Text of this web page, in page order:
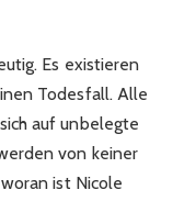
Es existieren
Todesfall. Alle
auf unbelegte
von keiner
ist Nicole